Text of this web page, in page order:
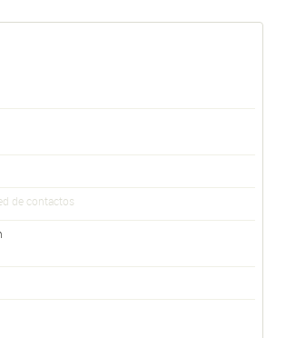
de contactos